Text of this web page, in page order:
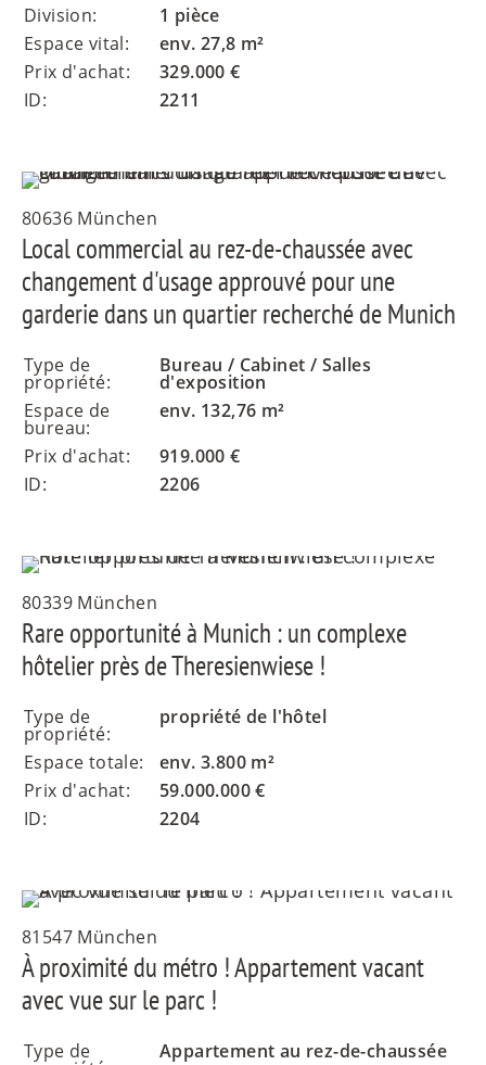
Division:
1 pièce
Espace vital:
env. 27,8 m²
Prix d'achat:
329.000 €
ID:
2211
80636 München
Local commercial au rez-de-chaussée avec
changement d'usage approuvé pour une
garderie dans un quartier recherché de Munich
Type de
propriété:
Bureau / Cabinet / Salles
d'exposition
Espace de
bureau:
env. 132,76 m²
Prix d'achat:
919.000 €
ID:
2206
80339 München
Rare opportunité à Munich : un complexe
hôtelier près de Theresienwiese !
Type de
propriété:
propriété de l'hôtel
Espace totale:
env. 3.800 m²
Prix d'achat:
59.000.000 €
ID:
2204
81547 München
À proximité du métro ! Appartement vacant
avec vue sur le parc !
Type de Appartement au rez-de-chaussée